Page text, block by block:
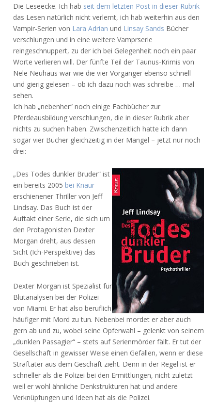
Bruder
von
Jeff
Lindsay
Die Leseecke. Ich hab seit dem letzten Post in dieser Rubrik
das Lesen natürlich nicht verlernt, ich hab weiterhin aus den
Vampir-Serien von Lara Adrian und Linsay Sands Bücher
verschlungen und in eine weitere Vamprserie
reingeschnuppert, zu der ich bei Gelegenheit noch ein paar
Worte verlieren will. Der fünfte Teil der Taunus-Krimis von
Nele Neuhaus war wie die vier Vorgänger ebenso schnell
und gierig gelesen – ob ich dazu noch was schreibe … mal
sehen.
Ich hab „nebenher“ noch einige Fachbücher zur
Pferdeausbildung verschlungen, die in dieser Rubrik aber
nichts zu suchen haben. Zwischenzeitlich hatte ich dann
sogar vier Bücher gleichzeitig in der Mangel – jetzt nur noch
drei:
„Des Todes dunkler Bruder“ ist
ein bereits 2005 bei Knaur
erschienener Thriller von Jeff
Lindsay. Das Buch ist der
Auftakt einer Serie, die sich um
den Protagonisten Dexter
Morgan dreht, aus dessen
Sicht (Ich-Perspektive) das
Buch geschrieben ist.
Dexter Morgan ist Spezialist für
Blutanalysen bei der Polizei
von Miami. Er hat also beruflich
häufiger mit Mord zu tun. Nebenbei mordet er aber auch
gern ab und zu, wobei seine Opferwahl – gelenkt von seinem
„dunklen Passagier“ – stets auf Serienmörder fällt. Er tut der
Gesellschaft in gewisser Weise einen Gefallen, wenn er diese
Straftäter aus dem Geschäft zieht. Denn in der Regel ist er
schneller als die Polizei bei den Ermittlungen, nicht zuletzt
weil er wohl ähnliche Denkstrukturen hat und andere
Verknüpfungen und Ideen hat als die Polizei.